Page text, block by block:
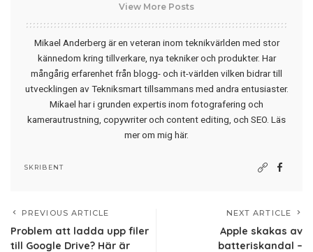
View More Posts
Mikael Anderberg är en veteran inom teknikvärlden med stor
kännedom kring tillverkare, nya tekniker och produkter. Har
mångårig erfarenhet från blogg- och it-världen vilken bidrar till
utvecklingen av Tekniksmart tillsammans med andra entusiaster.
Mikael har i grunden expertis inom fotografering och
kamerautrustning, copywriter och content editing, och SEO. Läs
mer om mig här.
SKRIBENT
PREVIOUS ARTICLE
Problem att ladda upp filer
till Google Drive? Här är
NEXT ARTICLE
Apple skakas av
batteriskandal –